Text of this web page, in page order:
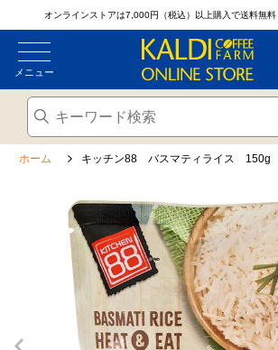
オンラインストアは7,000円（税込）以上購入で送料無料
メニュー
ホーム キッチン88 バスマティライス 150g